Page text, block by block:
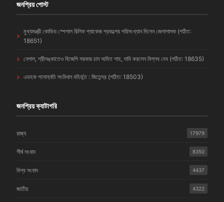
জনপ্রিয় পোস্ট
মুখ্যমন্ত্রী কোভিড স্পেশাল রিলিফ প্যাকেজ প্রকল্পের পরিসংখ্যান দিলেন জেলাশাসক (পঠিত:
18651)
নেপাল, শ্রীলঙ্কাতেও বিজেপি সরকার চান অমিত শাহ, দাবি করলেন বিপ্লব দেব (পঠিত: 18635)
এডহক পদোন্নতি সংবিধান বহির্ভূত : জিতেন্দ্র (পঠিত: 18503)
জনপ্রিয় ক্যাটাগরি
রাজ্য 17979
শীর্ষ সংবাদ 8350
বিশ্ব সংবাদ 4437
জাতীয় 4322